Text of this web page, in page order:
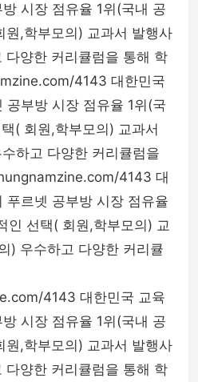
시장 점유율 1위(국내 공
원,학부모의) 교과서 발행사
다양한 커리큘럼을 통해 학
4143 대한민국
공부방 시장 점유율 1위(국
( 회원,학부모의) 교과서
하고 다양한 커리큘럼을
4143 대
푸르넷 공부방 시장 점유율
인 선택( 회원,학부모의) 교
) 우수하고 다양한 커리큘
4143 대한민국 교육
시장 점유율 1위(국내 공
원,학부모의) 교과서 발행사
다양한 커리큘럼을 통해 학